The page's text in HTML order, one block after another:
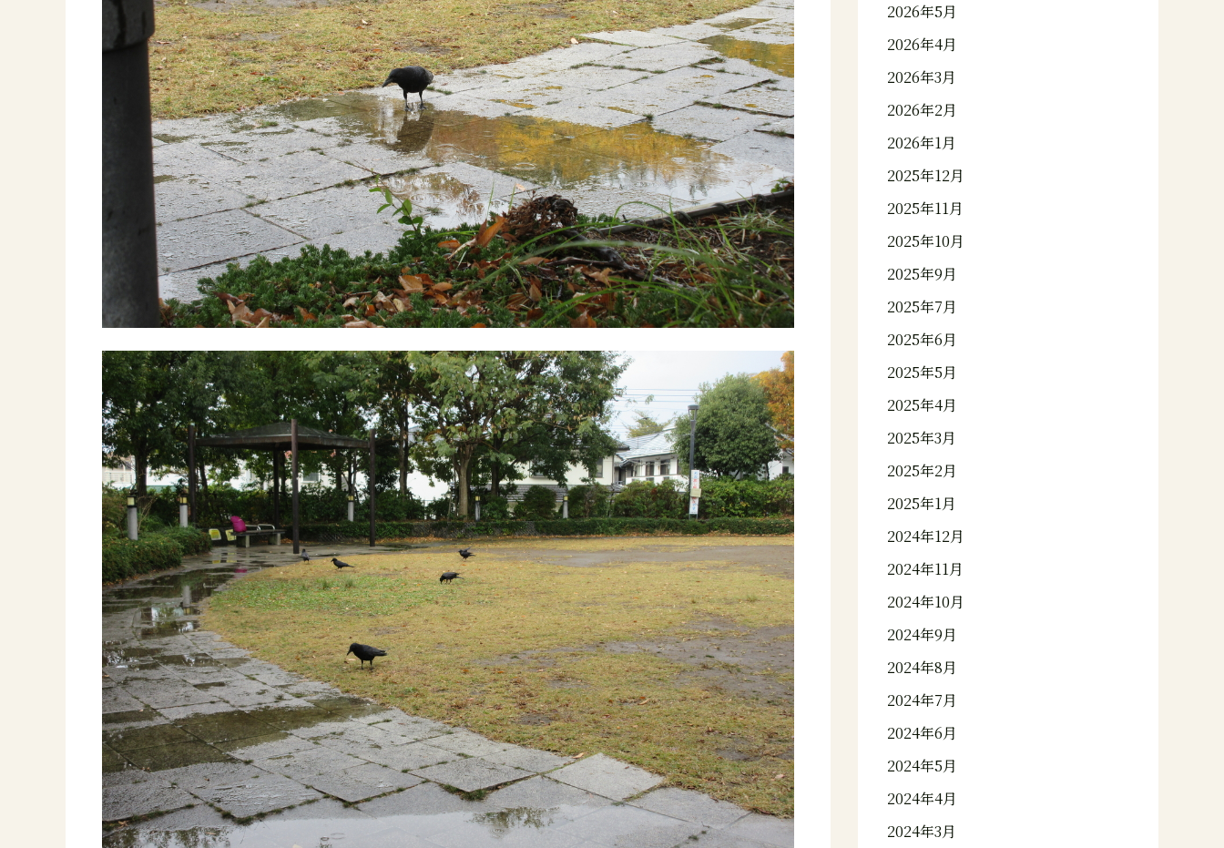
2026年5月
2026年4月
2026年3月
2026年2月
2026年1月
2025年12月
2025年11月
2025年10月
2025年9月
2025年7月
2025年6月
2025年5月
2025年4月
2025年3月
2025年2月
2025年1月
2024年12月
2024年11月
2024年10月
2024年9月
2024年8月
2024年7月
2024年6月
2024年5月
2024年4月
2024年3月